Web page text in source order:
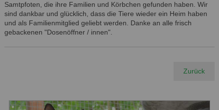
Samtpfoten, die ihre Familien und Körbchen gefunden haben. Wir
sind dankbar und glücklich, dass die Tiere wieder ein Heim haben
und als Familienmitglied geliebt werden. Danke an alle frisch
gebackenen "Dosenöffner / innen".
Zurück